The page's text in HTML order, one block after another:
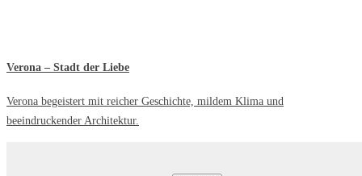
Verona – Stadt der Liebe
Verona begeistert mit reicher Geschichte, mildem Klima und
beeindruckender Architektur.